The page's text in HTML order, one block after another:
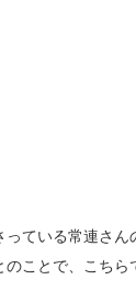
ている常連さ
のことで、こちら